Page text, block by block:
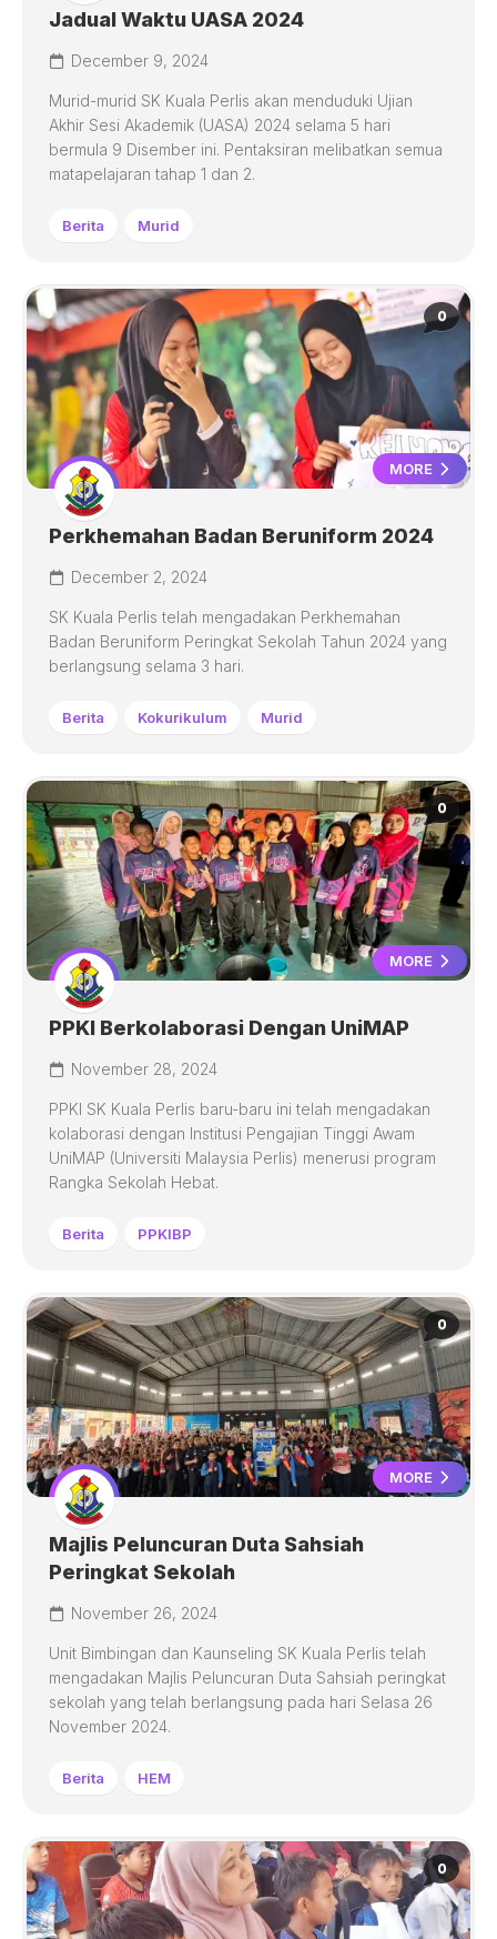
Jadual Waktu UASA 2024
December 9, 2024
Murid-murid SK Kuala Perlis akan menduduki Ujian
Akhir Sesi Akademik (UASA) 2024 selama 5 hari
bermula 9 Disember ini. Pentaksiran melibatkan semua
matapelajaran tahap 1 dan 2.
Berita Murid
0
MORE
Perkhemahan Badan Beruniform 2024
December 2, 2024
SK Kuala Perlis telah mengadakan Perkhemahan
Badan Beruniform Peringkat Sekolah Tahun 2024 yang
berlangsung selama 3 hari.
Berita Kokurikulum Murid
0
MORE
PPKI Berkolaborasi Dengan UniMAP
November 28, 2024
PPKI SK Kuala Perlis baru-baru ini telah mengadakan
kolaborasi dengan Institusi Pengajian Tinggi Awam
UniMAP (Universiti Malaysia Perlis) menerusi program
Rangka Sekolah Hebat.
Berita PPKIBP
0
MORE
Majlis Peluncuran Duta Sahsiah
Peringkat Sekolah
November 26, 2024
Unit Bimbingan dan Kaunseling SK Kuala Perlis telah
mengadakan Majlis Peluncuran Duta Sahsiah peringkat
sekolah yang telah berlangsung pada hari Selasa 26
November 2024.
Berita HEM
0